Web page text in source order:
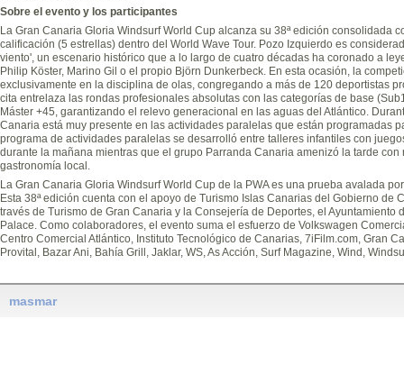
Sobre el evento y los participantes
La Gran Canaria Gloria Windsurf World Cup alcanza su 38ª edición consolidada
calificación (5 estrellas) dentro del World Wave Tour. Pozo Izquierdo es
viento', un escenario histórico que a lo largo de cuatro décadas ha coronado a
Philip Köster, Marino Gil o el propio Björn Dunkerbeck. En esta ocasión, la
exclusivamente en la disciplina de olas, congregando a más de 120 deportistas
cita entrelaza las rondas profesionales absolutas con las categorías de base
Máster +45, garantizando el relevo generacional en las aguas del Atlántico.
Canaria está muy presente en las actividades paralelas que están programadas
programa de actividades paralelas se desarrolló entre talleres infantiles con
durante la mañana mientras que el grupo Parranda Canaria amenizó la tarde
gastronomía local.
La Gran Canaria Gloria Windsurf World Cup de la PWA es una prueba avalada
Esta 38ª edición cuenta con el apoyo de Turismo Islas Canarias del Gobierno de
través de Turismo de Gran Canaria y la Consejería de Deportes, el Ayuntamiento
Palace. Como colaboradores, el evento suma el esfuerzo de Volkswagen
Centro Comercial Atlántico, Instituto Tecnológico de Canarias, 7iFilm.com, Gran
Provital, Bazar Ani, Bahía Grill, Jaklar, WS, As Acción, Surf Magazine, Wind,
masmar